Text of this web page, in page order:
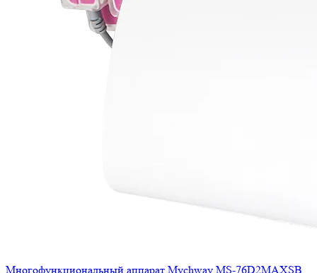
Многофункциональный аппарат Mychway MS-76D2MAXSB